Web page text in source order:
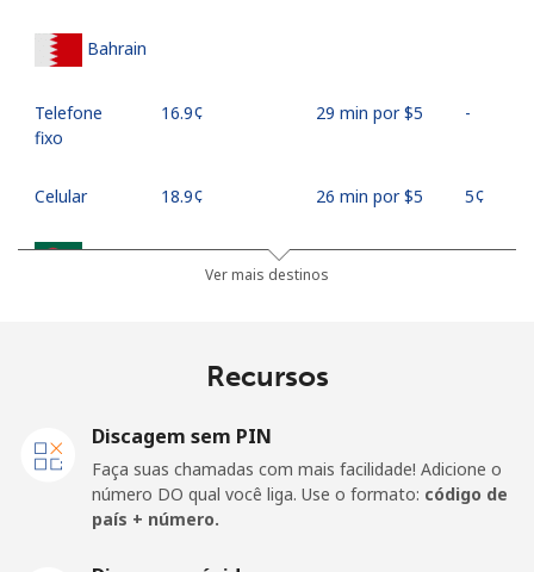
Bahrain
Telefone
fixo
⁦16.9¢⁩ 29 min por ⁦$5⁩ -
Celular ⁦18.9¢⁩ 26 min por ⁦$5⁩ ⁦5¢⁩
Bangladesh
Barbados
Ver mais destinos
Recursos
Discagem sem PIN
Faça suas chamadas com mais facilidade! Adicione o
número DO qual você liga. Use o formato: código de
país + número.